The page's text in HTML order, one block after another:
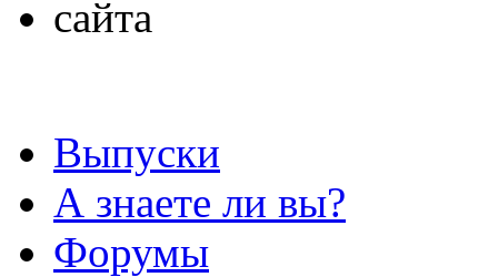
Выпуски
А знаете ли вы?
Форумы